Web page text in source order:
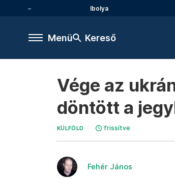
Ibolya
Menü Kereső
Vége az
döntött a
KÜLFÖLD frissítve
Fehér János